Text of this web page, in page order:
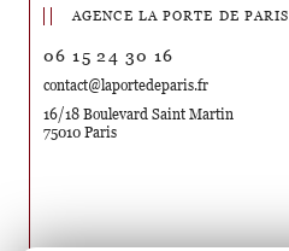
AGENCE LA PORTE DE PARIS
06 15 24 30 16
contact@laportedeparis.fr
16/18 Boulevard Saint Martin
75010 Paris